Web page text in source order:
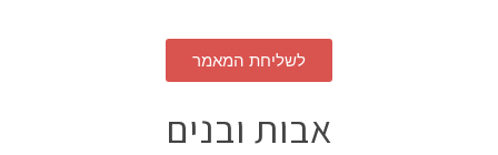
לשליחת המאמר
אבות ובנים